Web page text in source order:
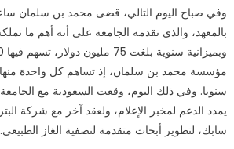
وفي صباح اليوم التالي، قضى محمد بن سلمان
بالمعهد، والذي تقدمه الجامعة على أنه أهم ما
يمدد الدعم لمخبر الإعلام، ولعقد آخر مع شركة
سابك، لتطوير أبحاث متقدمة لتصفية الغاز الطبيعي.